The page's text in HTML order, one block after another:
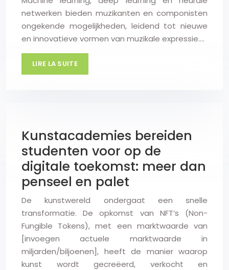
netwerken bieden muzikanten en componisten
ongekende mogelijkheden, leidend tot nieuwe
en innovatieve vormen van muzikale expressie….
LIRE LA SUITE
Kunstacademies bereiden
studenten voor op de
digitale toekomst: meer dan
penseel en palet
De kunstwereld ondergaat een snelle
transformatie. De opkomst van NFT’s (Non-
Fungible Tokens), met een marktwaarde van
[invoegen actuele marktwaarde in
miljarden/biljoenen], heeft de manier waarop
kunst wordt gecreëerd, verkocht en